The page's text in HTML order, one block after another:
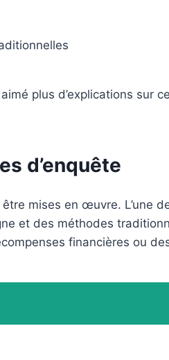
plus d’explications sur
d’enquête
mises en œuvre. L’une
et des méthodes
financières ou